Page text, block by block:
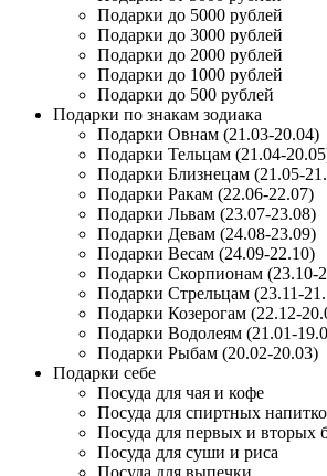
Подарки до 5000 рублей
Подарки до 3000 рублей
Подарки до 2000 рублей
Подарки до 1000 рублей
Подарки до 500 рублей
Подарки по знакам зодиака
Подарки Овнам (21.03-20.04)
Подарки Тельцам (21.04-
Подарки Близнецам (21.05-
Подарки Ракам (22.06-22.07)
Подарки Львам (23.07-23.08)
Подарки Девам (24.08-23.09)
Подарки Весам (24.09-22.10)
Подарки Скорпионам (23.10-
Подарки Стрельцам (23.11-
Подарки Козерогам (22.12-
Подарки Водолеям (21.01-
Подарки Рыбам (20.02-20.03)
Подарки себе
Посуда для чая и кофе
Посуда для спиртных
Посуда для первых и вторых
Посуда для суши и риса
Посуда для выпечки